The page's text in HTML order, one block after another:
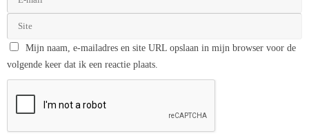
Mijn naam, e-mailadres en site URL opslaan in mijn browser voor de
volgende keer dat ik een reactie plaats.